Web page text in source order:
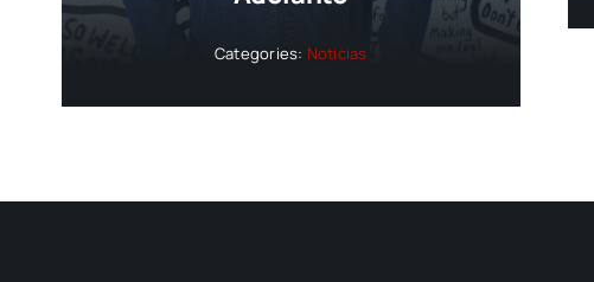
Categories: Noticias